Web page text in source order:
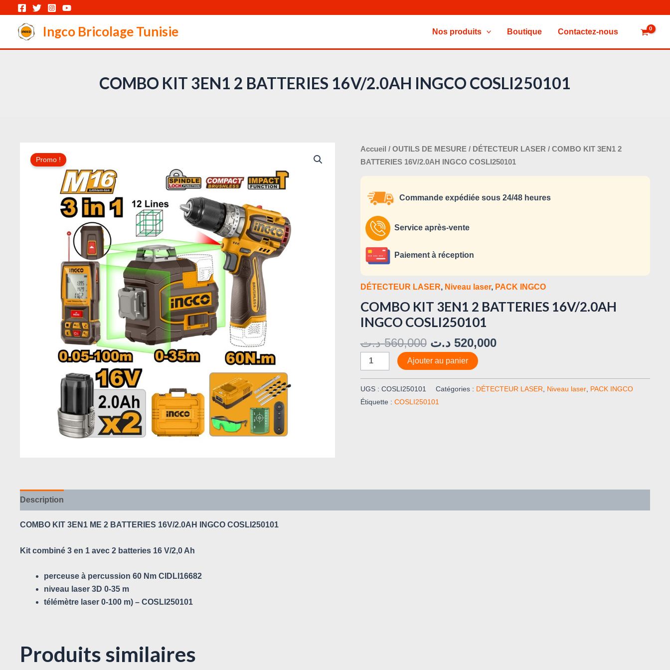
contenu
Ingco Bricolage Tunisie Nos produits Boutique Contactez-nous
COMBO KIT 3EN1 2 BATTERIES 16V/2.0AH INGCO COSLI250101
Promo !
Accueil / OUTILS DE MESURE/ DÉTECTEUR LASER / COMBO KIT 3EN1 2
BATTERIES 16V/2.0AH INGCO COSLI250101
Commande expédiée sous 24/48 heures
Service après-vente
Paiement à réception
DÉTECTEUR LASER, Niveau laser, PACK INGCO
COMBO KIT 3EN1 2 BATTERIES 16V/2.0AH
INGCO COSLI250101
560,000 د.ت
Le
prix
560,000 د.ت.
520,000 د.ت
Le
prix
quantité
de
3EN1
BATTERIES
16V/2.0AH
INGCO
COSLI250101
Ajouter au panier
UGS : COSLI250101 Catégories : DÉTECTEUR LASER, Niveau laser, PACK INGCO
Étiquette : COSLI250101
Description
COMBO KIT 3EN1 ME 2 BATTERIES 16V/2.0AH INGCO COSLI250101
Kit combiné 3 en 1 avec 2 batteries 16 V/2,0 Ah
perceuse à percussion 60 Nm CIDLI16682
niveau laser 3D 0-35 m
télémètre laser 0-100 m) – COSLI250101
Produits similaires